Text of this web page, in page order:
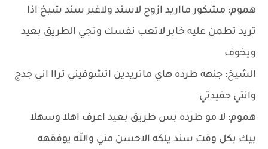
هموم: مشكور مااريد ازوج لاسند ولاغير سند شيخ اذا
تريد تطمن عليه خابر لاتعب نفسك وتجي الطريق بعيد
ويخوف
الشيخ: جنهه طرده هاي ماتريدين اتشوفيني تراا اني جدج
وانتي حفيدتي
هموم: لا مو طرده بس طريق بعيد اعرف اهلا وسهلا
بيك بكل وقت سند يلكه الاحسن مني والله يوفقهه